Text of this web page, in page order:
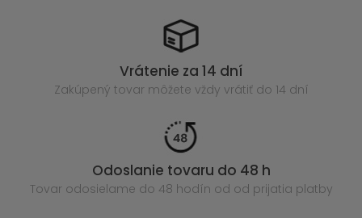
Vrátenie za 14 dní
Zakúpený tovar môžete vždy vrátiť do 14 dní
Odoslanie tovaru do 48 h
Tovar odosielame do 48 hodín od od prijatia platby